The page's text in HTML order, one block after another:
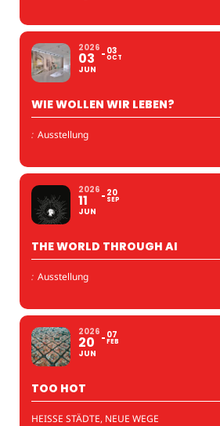
2026
03
JUN
03
OCT
WIE WOLLEN WIR LEBEN?
: Ausstellung
2026
11
JUN
20
SEP
THE WORLD THROUGH AI
: Ausstellung
2026
20
JUN
07
FEB
TOO HOT
HEISSE STÄDTE, NEUE WEGE